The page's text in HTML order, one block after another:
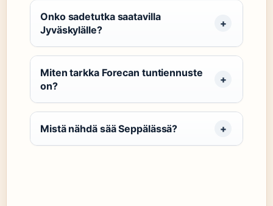
Onko sadetutka saatavilla
Jyväskylälle?
Miten tarkka Forecan tuntiennuste
on?
Mistä nähdä sää Seppälässä?